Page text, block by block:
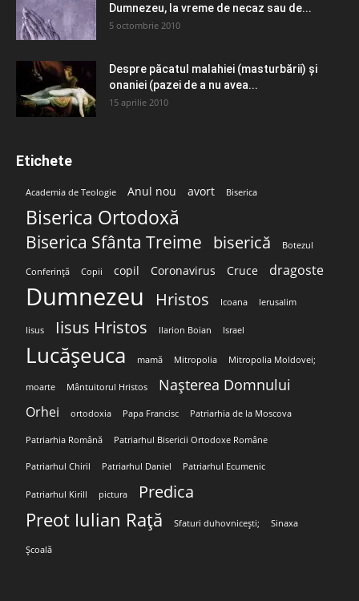
Dumnezeu, la vreme de necaz sau de...
5 octombrie 2010
Despre păcatul malahiei (masturbării) şi
onaniei (pazei de a nu avea...
15 aprilie 2010
Etichete
Academia de Teologie Anul nou avort Biserica
Biserica Ortodoxă
Biserica Sfânta Treime biserică Botezul
Conferință Copii copil Coronavirus Cruce dragoste
Dumnezeu Hristos Icoana Ierusalim
Iisus Iisus Hristos Ilarion Boian Israel
Lucășeuca mamă Mitropolia Mitropolia Moldovei;
moarte Mântuitorul Hristos Nașterea Domnului
Orhei ortodoxia Papa Francisc Patriarhia de la Moscova
Patriarhia Română Patriarhul Bisericii Ortodoxe Române
Patriarhul Chiril Patriarhul Daniel Patriarhul Ecumenic
Patriarhul Kirill pictura Predica
Preot Iulian Rață Sfaturi duhovnicești; Sinaxa
Școală